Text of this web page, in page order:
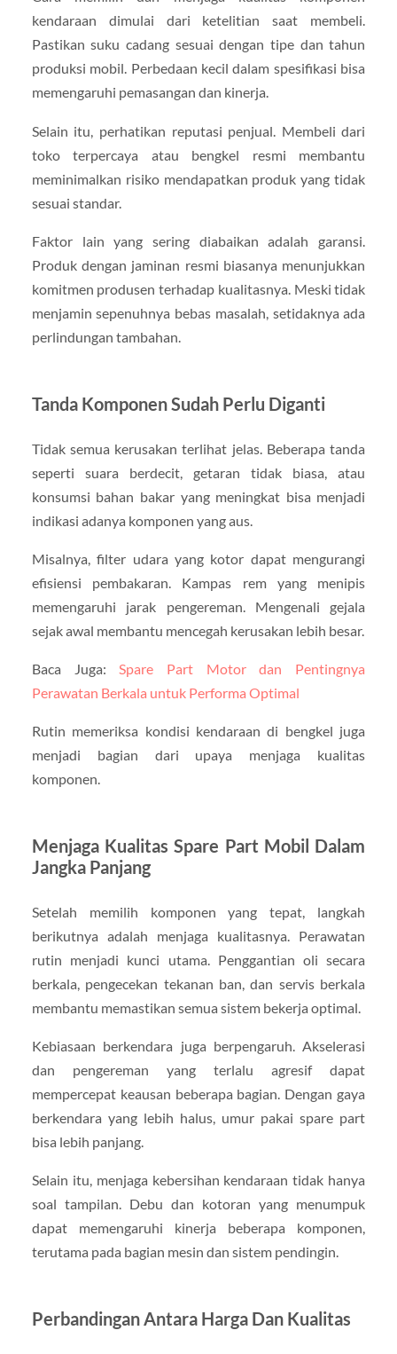
kendaraan dimulai dari ketelitian saat membeli.
Pastikan suku cadang sesuai dengan tipe dan tahun
produksi mobil. Perbedaan kecil dalam spesifikasi bisa
memengaruhi pemasangan dan kinerja.
Selain itu, perhatikan reputasi penjual. Membeli dari
toko terpercaya atau bengkel resmi membantu
meminimalkan risiko mendapatkan produk yang tidak
sesuai standar.
Faktor lain yang sering diabaikan adalah garansi.
Produk dengan jaminan resmi biasanya menunjukkan
komitmen produsen terhadap kualitasnya. Meski tidak
menjamin sepenuhnya bebas masalah, setidaknya ada
perlindungan tambahan.
Tanda Komponen Sudah Perlu Diganti
Tidak semua kerusakan terlihat jelas. Beberapa tanda
seperti suara berdecit, getaran tidak biasa, atau
konsumsi bahan bakar yang meningkat bisa menjadi
indikasi adanya komponen yang aus.
Misalnya, filter udara yang kotor dapat mengurangi
efisiensi pembakaran. Kampas rem yang menipis
memengaruhi jarak pengereman. Mengenali gejala
sejak awal membantu mencegah kerusakan lebih besar.
Baca Juga:Spare Part Motor dan Pentingnya
Perawatan Berkala untuk Performa Optimal
Rutin memeriksa kondisi kendaraan di bengkel juga
menjadi bagian dari upaya menjaga kualitas
komponen.
Menjaga Kualitas Spare Part Mobil Dalam
Jangka Panjang
Setelah memilih komponen yang tepat, langkah
berikutnya adalah menjaga kualitasnya. Perawatan
rutin menjadi kunci utama. Penggantian oli secara
berkala, pengecekan tekanan ban, dan servis berkala
membantu memastikan semua sistem bekerja optimal.
Kebiasaan berkendara juga berpengaruh. Akselerasi
dan pengereman yang terlalu agresif dapat
mempercepat keausan beberapa bagian. Dengan gaya
berkendara yang lebih halus, umur pakai spare part
bisa lebih panjang.
Selain itu, menjaga kebersihan kendaraan tidak hanya
soal tampilan. Debu dan kotoran yang menumpuk
dapat memengaruhi kinerja beberapa komponen,
terutama pada bagian mesin dan sistem pendingin.
Perbandingan Antara Harga Dan Kualitas